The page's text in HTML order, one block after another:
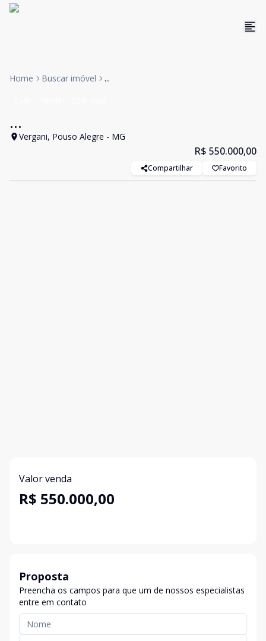
Home Buscar imóvel ...
...
Vergani, Pouso Alegre - MG
R$ 550.000,00
Compartilhar Favorito
Valor venda
R$ 550.000,00
Proposta
Preencha os campos para que um de nossos especialistas
entre em contato